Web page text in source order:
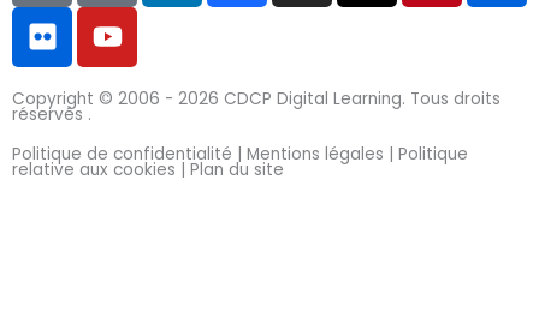
i
-
f
a
c
e
o
n
s
8
T
w
n
e
d
i
n
h
c
e
s
a
g
r
a
r
a
d
s
n
r
e
s
i
r
i
c
k
r
u
t
u
b
e
Copyright © 2006 - 2026 CDCP Digital Learning. Tous droits
réservés .
Politique de confidentialité | Mentions légales | Politique
relative aux cookies | Plan du site